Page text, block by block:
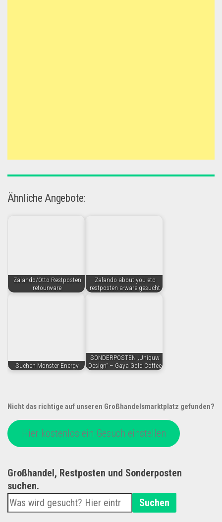
Ähnliche Angebote:
Zalando/Otto Restposten
retourware
Zalando about you etc
restposten a-ware gesucht
Suchen Monster Energy
SONDERPOSTEN „Uniquw
Design“ – Gaya Gold Coffee
Nicht das richtige auf unseren Großhandelsmarktplatz gefunden?
Hier kostenlos ein Gesuch einstellen
Großhandel, Restposten und Sonderposten
suchen.
Suchen